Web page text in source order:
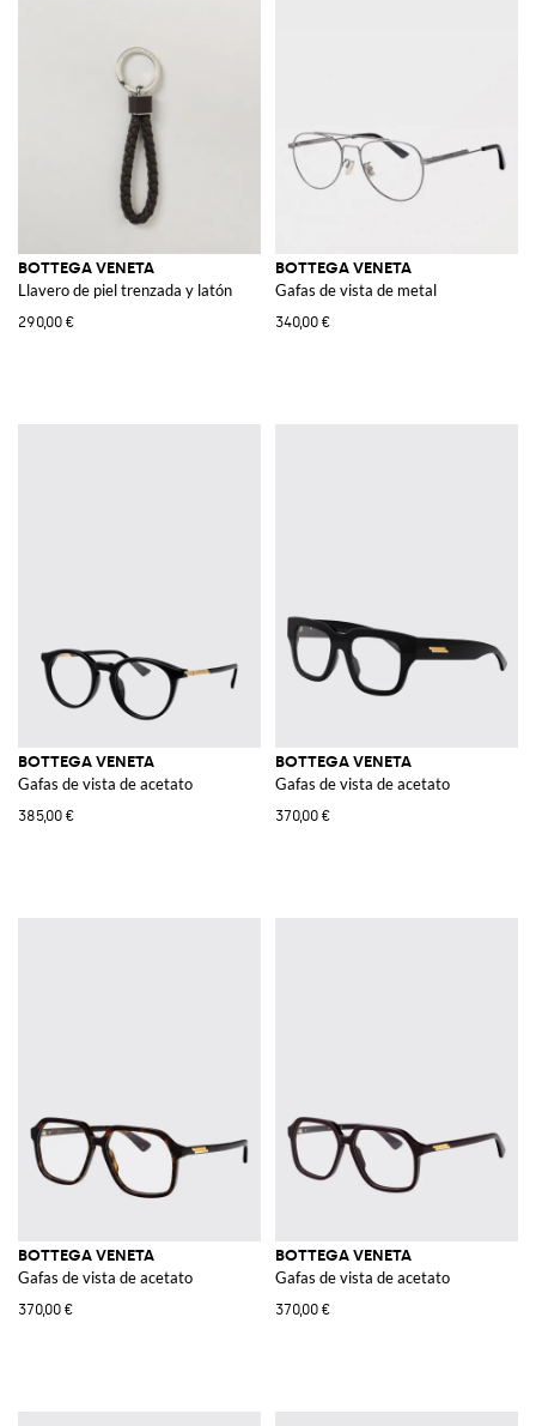
BOTTEGA VENETA
Llavero de piel trenzada y latón
290,00 €
BOTTEGA VENETA
Gafas de vista de metal
340,00 €
BOTTEGA VENETA
Gafas de vista de acetato
385,00 €
BOTTEGA VENETA
Gafas de vista de acetato
370,00 €
BOTTEGA VENETA
Gafas de vista de acetato
370,00 €
BOTTEGA VENETA
Gafas de vista de acetato
370,00 €